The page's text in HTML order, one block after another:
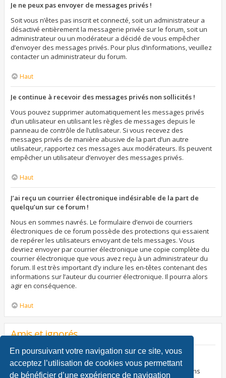
En poursuivant votre navigation sur ce site, vous
acceptez l’utilisation de cookies vous permettant
de bénéficier d’une expérience de navigation
Je ne peux pas envoyer de messages privés !
Soit vous n’êtes pas inscrit et connecté, soit un administrateur a
désactivé entièrement la messagerie privée sur le forum, soit un
administrateur ou un modérateur a décidé de vous empêcher
d’envoyer des messages privés. Pour plus d’informations, veuillez
contacter un administrateur du forum.
Haut
Je continue à recevoir des messages privés non sollicités !
Vous pouvez supprimer automatiquement les messages privés
d’un utilisateur en utilisant les règles de messages depuis le
panneau de contrôle de l’utilisateur. Si vous recevez des
messages privés de manière abusive de la part d’un autre
utilisateur, rapportez ces messages aux modérateurs. Ils peuvent
empêcher un utilisateur d’envoyer des messages privés.
Haut
J’ai reçu un courrier électronique indésirable de la part de
quelqu’un sur ce forum !
Nous en sommes navrés. Le formulaire d’envoi de courriers
électroniques de ce forum possède des protections qui essaient
de repérer les utilisateurs envoyant de tels messages. Vous
devriez envoyer par courrier électronique une copie complète du
courrier électronique que vous avez reçu à un administrateur du
forum. Il est très important d’y inclure les en-têtes contenant des
informations sur l’auteur du courrier électronique. Il pourra alors
agir en conséquence.
Haut
Amis et ignorés
À quoi sert ma liste d’amis et d’ignorés ?
Vous pouvez utiliser ces listes afin d’organiser et trier certains